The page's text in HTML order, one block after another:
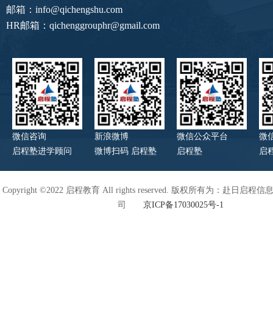
邮箱：info@qichengshu.com
HR邮箱：qichenggrouphr@gmail.com
微信咨询
启程塾进学顾问
新浪微博
微博扫码 启程塾
微信公众平台
启程塾
微
启
Copyright ©2022 启程教育 All rights reserved. 版权所有为：赴日启程信
司 京ICP备17030025号-1